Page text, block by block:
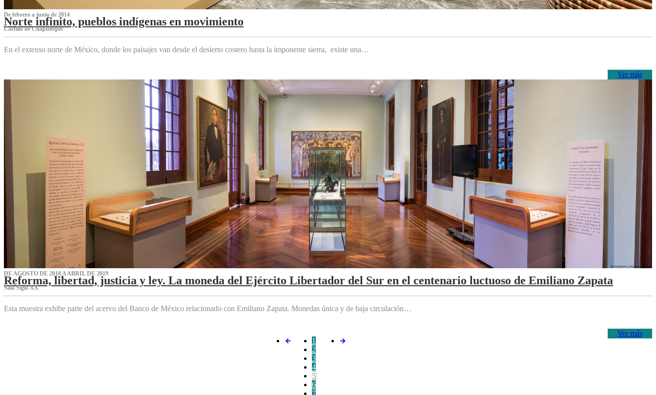
De febrero a junio de 2014
Norte infinito, pueblos indígenas en movimiento
Castillo de Chapultepec
En el extenso norte de México, donde los paisajes van desde el desierto costero hasta la imponente sierra, existe una…
Ver más
DE AGOSTO DE 2018 A ABRIL DE 2019
Reforma, libertad, justicia y ley. La moneda del Ejército Libertador del Sur en el centenario luctuoso de Emiliano Zapata
Sala Siglo XX
Esta muestra exhibe parte del acervo del Banco de México relacionado con Emiliano Zapata. Monedas única y de baja circulación…
Ver más
1
2
3
4
5
6
7